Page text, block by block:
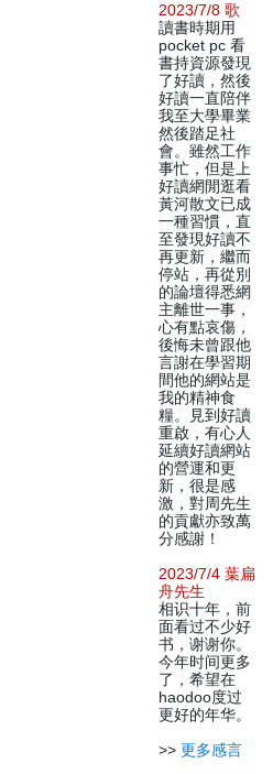
2023/7/8 歌
讀書時期用
pocket pc 看
書持資源發現
了好讀，然後
好讀一直陪伴
我至大學畢業
然後踏足社
會。雖然工作
事忙，但是上
好讀網閒逛看
黃河散文已成
一種習慣，直
至發現好讀不
再更新，繼而
停站，再從別
的論壇得悉網
主離世一事，
心有點哀傷，
後悔未曾跟他
言謝在學習期
間他的網站是
我的精神食
糧。見到好讀
重啟，有心人
延續好讀網站
的營運和更
新，很是感
激，對周先生
的貢獻亦致萬
分感謝！
2023/7/4 葉扁
舟先生
相识十年，前
面看过不少好
书，谢谢你。
今年时间更多
了，希望在
haodoo度过
更好的年华。
>> 更多感言